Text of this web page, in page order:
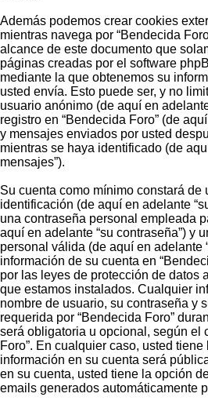
Además podemos crear cookies
mientras navega por “Bendecida
alcance de este documento que
páginas creadas por el software
mediante la que obtenemos su
usted envía. Esto puede ser, y no
usuario anónimo (de aquí en
registro en “Bendecida Foro” (de
y mensajes enviados por usted
mientras se haya identificado (de
mensajes”).
Su cuenta como mínimo constará de
identificación (de aquí en adelante
una contraseña personal empleada
aquí en adelante “su contraseña”) y
personal válida (de aquí en adelante
información de su cuenta en
por las leyes de protección de datos
que estamos instalados. Cualquier
nombre de usuario, su contraseña y
requerida por “Bendecida Foro”
será obligatoria u opcional, según el
Foro”. En cualquier caso, usted
información en su cuenta será
en su cuenta, usted tiene la opción
emails generados automáticamente